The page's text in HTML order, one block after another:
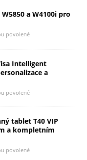
a W4100i pro
povolené
Intelligent
a
povolené
tablet T40 VIP
a kompletním
povolené